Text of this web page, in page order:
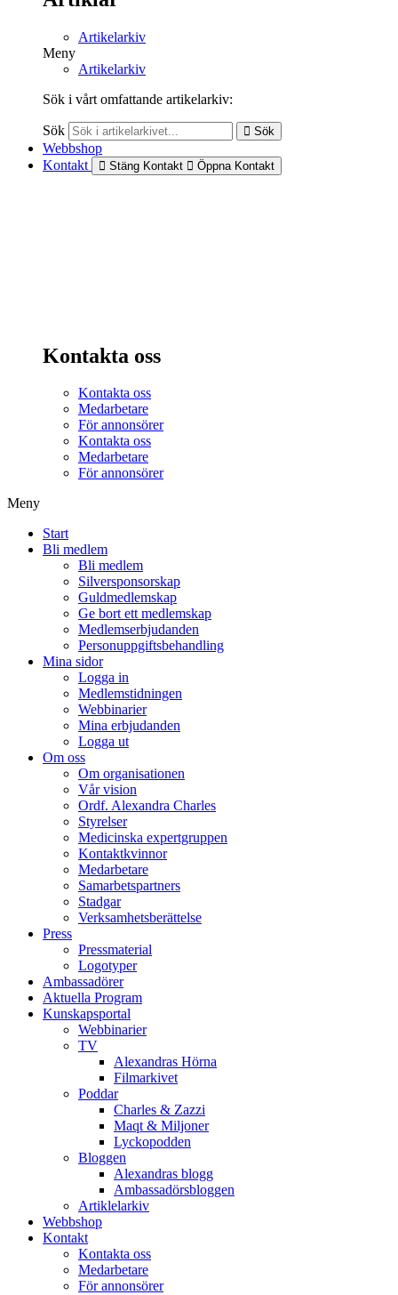
Artikelarkiv
Meny
Artikelarkiv
Sök i vårt omfattande artikelarkiv:
Sök Sök
Webbshop
Kontakt
Stäng Kontakt Öppna Kontakt
Kontakta oss
Kontakta oss
Medarbetare
För annonsörer
Kontakta oss
Medarbetare
För annonsörer
Meny
Start
Bli medlem
Bli medlem
Silversponsorskap
Guldmedlemskap
Ge bort ett medlemskap
Medlemserbjudanden
Personuppgiftsbehandling
Mina sidor
Logga in
Medlemstidningen
Webbinarier
Mina erbjudanden
Logga ut
Om oss
Om organisationen
Vår vision
Ordf. Alexandra Charles
Styrelser
Medicinska expertgruppen
Kontaktkvinnor
Medarbetare
Samarbetspartners
Stadgar
Verksamhetsberättelse
Press
Pressmaterial
Logotyper
Ambassadörer
Aktuella Program
Kunskapsportal
Webbinarier
TV
Alexandras Hörna
Filmarkivet
Poddar
Charles & Zazzi
Maqt & Miljoner
Lyckopodden
Bloggen
Alexandras blogg
Ambassadörsbloggen
Artiklelarkiv
Webbshop
Kontakt
Kontakta oss
Medarbetare
För annonsörer